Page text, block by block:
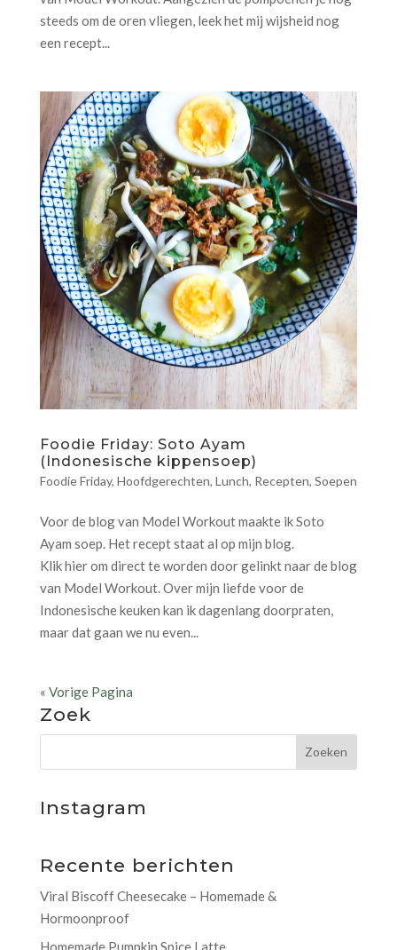
steeds om de oren vliegen, leek het mij wijsheid nog
een recept...
Foodie Friday: Soto Ayam
(Indonesische kippensoep)
Foodie Friday, Hoofdgerechten, Lunch, Recepten, Soepen
Voor de blog van Model Workout maakte ik Soto
Ayam soep. Het recept staat al op mijn blog.
Klik hier om direct te worden door gelinkt naar de blog
van Model Workout. Over mijn liefde voor de
Indonesische keuken kan ik dagenlang doorpraten,
maar dat gaan we nu even...
« Vorige Pagina
Zoek
Instagram
Recente berichten
Viral Biscoff Cheesecake – Homemade &
Hormoonproof
Homemade Pumpkin Spice Latte